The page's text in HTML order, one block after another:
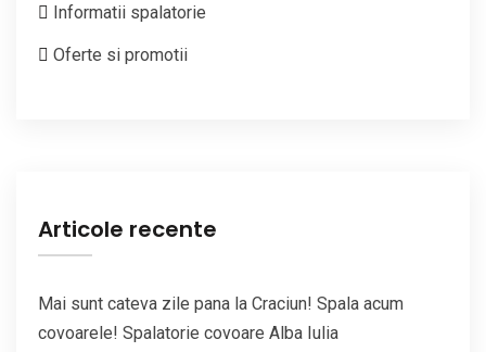
Informatii spalatorie
Oferte si promotii
Articole recente
Mai sunt cateva zile pana la Craciun! Spala acum
covoarele! Spalatorie covoare Alba Iulia